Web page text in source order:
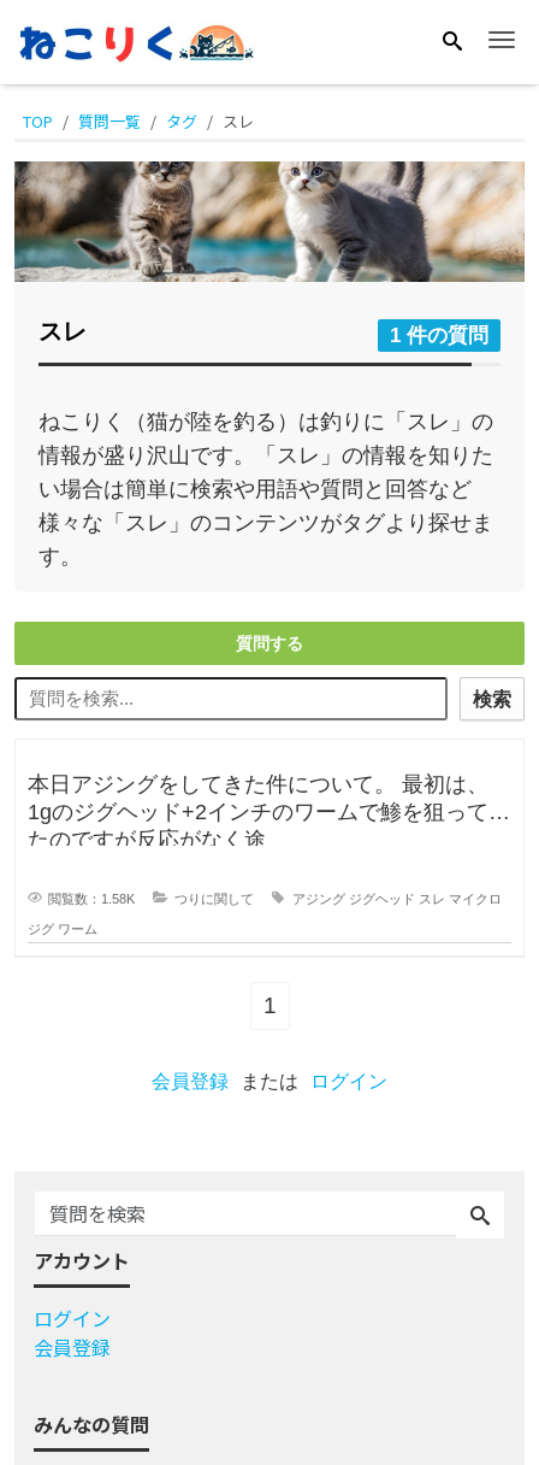
TOP 質問一覧 タグ スレ
スレ 1 件の質問
ねこりく（猫が陸を釣る）は釣りに「スレ」の
情報が盛り沢山です。「スレ」の情報を知りた
い場合は簡単に検索や用語や質問と回答など
様々な「スレ」のコンテンツがタグより探せま
す。
質問する
検索
本日アジングをしてきた件について。 最初は、
1gのジグヘッド+2インチのワームで鯵を狙ってい
たのですが反応がなく途
閲覧数：1.58K つりに関して アジング ジグヘッド スレ マイクロ
ジグ ワーム
1
会員登録 または ログイン
アカウント
ログイン
会員登録
みんなの質問